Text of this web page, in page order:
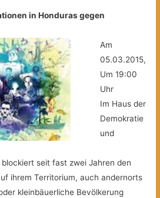
in Honduras gegen
Am
05.03.2015,
Um 19:00
Uhr
Im Haus der
Demokratie
und
blockiert seit fast zwei Jahren den
ihrem Territorium, auch andernorts
kleinbäuerliche Bevölkerung